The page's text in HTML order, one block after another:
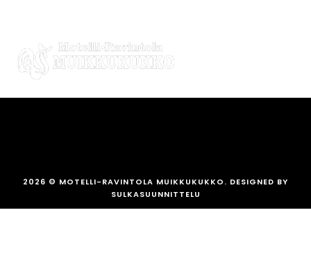
2026 © MOTELLI-RAVINTOLA MUIKKUKUKKO. DESIGNED BY
SULKASUUNNITTELU